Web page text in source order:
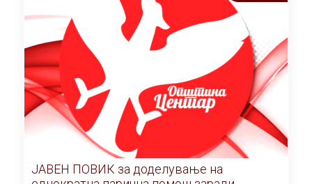
ЈАВЕН ПОВИК за доделување на